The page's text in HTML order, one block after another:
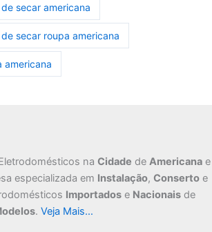
secar americana
secar roupa americana
americana
na Cidade de Americana e
especializada em Instalação, Conserto e
Importados e Nacionais de
. Veja Mais…